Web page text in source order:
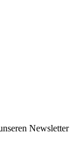
Newsletter